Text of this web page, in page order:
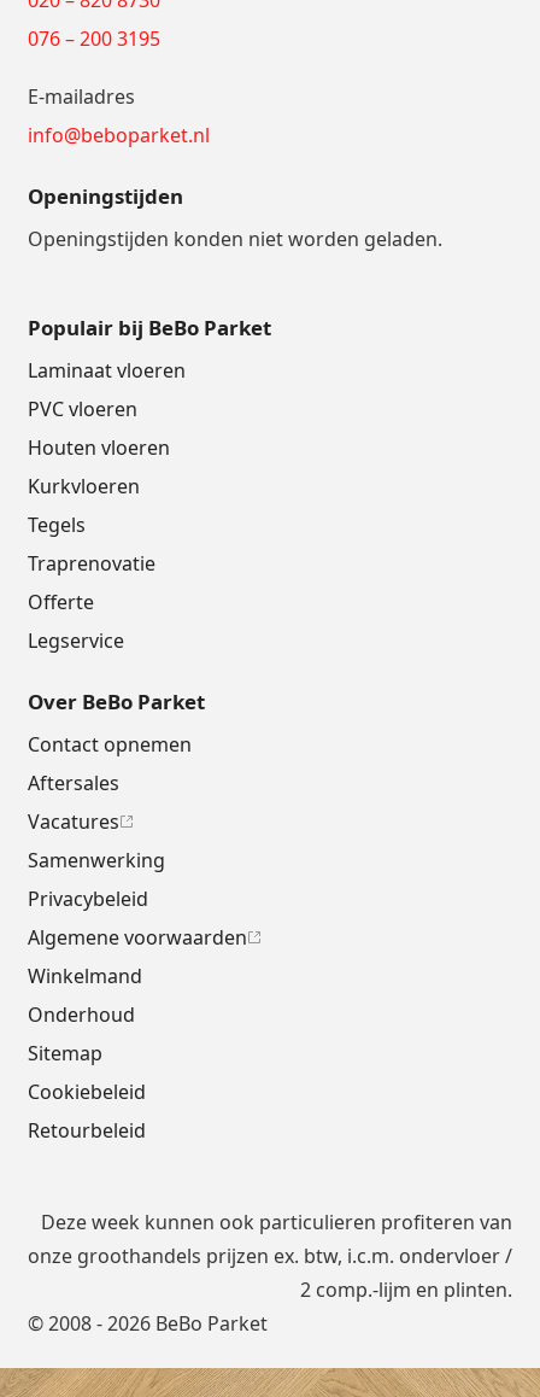
076 – 200 3195
E-mailadres
info@beboparket.nl
Openingstijden
Openingstijden konden niet worden geladen.
Populair bij BeBo Parket
Laminaat vloeren
PVC vloeren
Houten vloeren
Kurkvloeren
Tegels
Traprenovatie
Offerte
Legservice
Over BeBo Parket
Contact opnemen
Aftersales
Vacatures
Samenwerking
Privacybeleid
Algemene voorwaarden
Winkelmand
Onderhoud
Sitemap
Cookiebeleid
Retourbeleid
© 2008 - 2026 BeBo Parket
Deze week kunnen ook particulieren profiteren van
onze groothandels prijzen ex. btw, i.c.m. ondervloer/
2 comp.-lijm en plinten.